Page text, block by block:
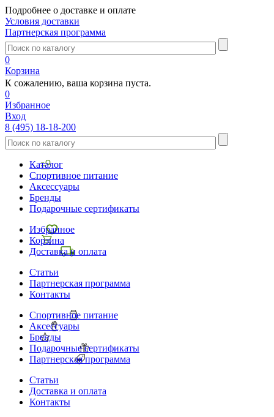
Подробнее о доставке и оплате
Условия доставки
Партнерская программа
0
Корзина
К сожалению, ваша корзина пуста.
0
Избранное
Вход
8 (495) 18-18-200
Каталог
Спортивное питание
Аксессуары
Бренды
Подарочные сертификаты
Избранное
Корзина
Доставка и оплата
Статьи
Партнерская программа
Контакты
Спортивное питание
Аксессуары
Бренды
Подарочные сертификаты
Партнерская программа
Статьи
Доставка и оплата
Контакты